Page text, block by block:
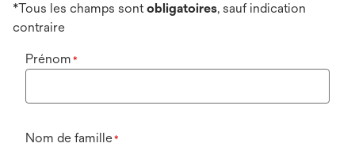
*Tous les champs sontobligatoires, sauf indication
contraire
Prénom *
Nom de famille*